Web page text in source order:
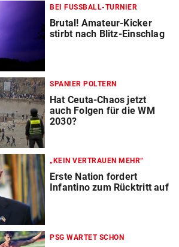
BEI FUSSBALL-TURNIER
Brutal! Amateur-Kicker
stirbt nach Blitz-Einschlag
SPANIER POLTERN
Hat Ceuta-Chaos jetzt
auch Folgen für die WM
2030?
„KEIN VERTRAUEN MEHR“
Erste Nation fordert
Infantino zum Rücktritt auf
PSG WARTET SCHON